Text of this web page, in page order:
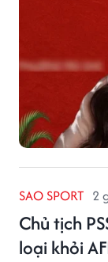
SAO SPORT 2
Chủ tịch
loại khỏi